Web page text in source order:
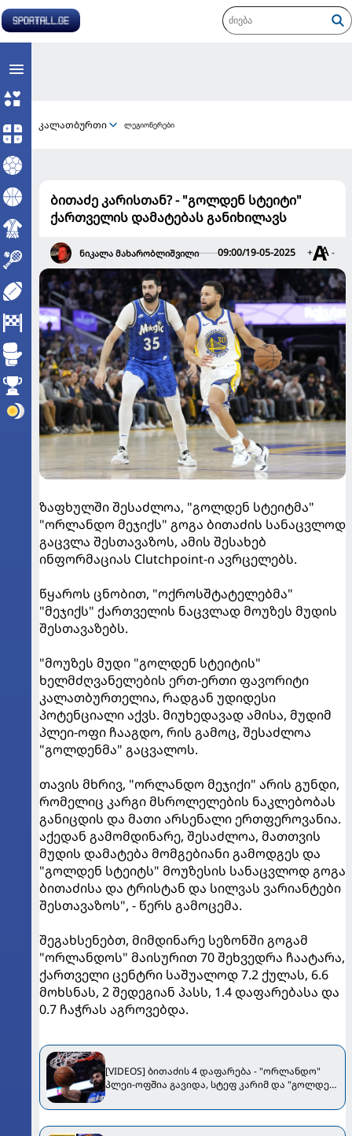
კალათბურთი ლეგიონერები
ბითაძე კარისთან? - "გოლდენ სტეიტი"
ქართველის დამატებას განიხილავს
ნიკალა მახარობლიშვილი 09:00/19-05-2025 + -
ზაფხულში შესაძლოა, "გოლდენ სტეიტმა"
"ორლანდო მეჯიქს" გოგა ბითაძის სანაცვლოდ
გაცვლა შესთავაზოს, ამის შესახებ
ინფორმაციას Clutchpoint-ი ავრცელებს.
წყაროს ცნობით, "ოქროსშტატელებმა"
"მეჯიქს" ქართველის ნაცვლად მოუზეს მუდის
შესთავაზებს.
"მოუზეს მუდი "გოლდენ სტეიტის"
ხელმძღვანელების ერთ-ერთი ფავორიტი
კალათბურთელია, რადგან უდიდესი
პოტენციალი აქვს. მიუხედავად ამისა, მუდიმ
პლეი-ოფი ჩააგდო, რის გამოც, შესაძლოა
"გოლდენმა" გაცვალოს.
თავის მხრივ, "ორლანდო მეჯიქი" არის გუნდი,
რომელიც კარგი მსროლელების ნაკლებობას
განიცდის და მათი არსენალი ერთფეროვანია.
აქედან გამომდინარე, შესაძლოა, მათთვის
მუდის დამატება მომგებიანი გამოდგეს და
"გოლდენ სტეიტს" მოუზესის სანაცვლოდ გოგა
ბითაძისა და ტრისტან და სილვას ვარიანტები
შესთავაზოს", - წერს გამოცემა.
შეგახსენებთ, მიმდინარე სეზონში გოგამ
"ორლანდოს" მაისურით 70 შეხვედრა ჩაატარა,
ქართველი ცენტრი საშუალოდ 7.2 ქულას, 6.6
მოხსნას, 2 შედეგიან პასს, 1.4 დაფარებასა და
0.7 ჩაჭრას აგროვებდა.
[VIDEOS] ბითაძის 4 დაფარება - "ორლანდო"
პლეი-ოფშია გავიდა, სტეფ კარიმ და "გოლდენ